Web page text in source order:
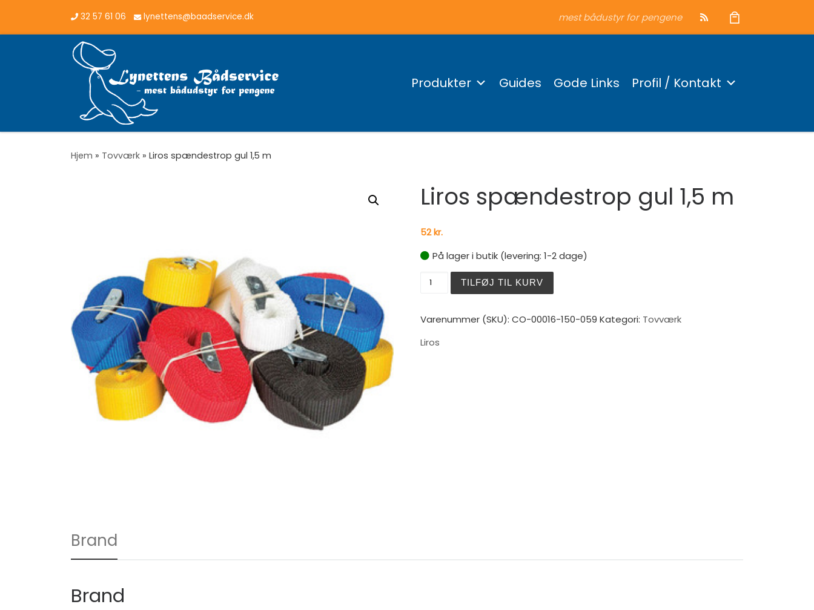
Vis hele indholdet32 57 61 06 lynettens@baadservice.dk mest bådustyr for pengene
Produkter Guides Gode Links Profil / Kontakt
Hjem » Tovværk » Liros spændestrop gul 1,5 m
Liros spændestrop gul 1,5 m
52kr.
På lager i butik (levering: 1-2 dage)
TILFØJ TIL KURV
Varenummer (SKU):CO-00016-150-059 Kategori: Tovværk
Liros
Brand
Brand